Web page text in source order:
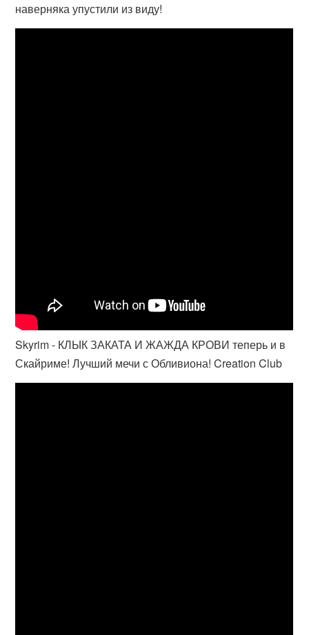
наверняка упустили из виду!
Skyrim - КЛЫК ЗАКАТА И ЖАЖДА КРОВИ теперь и в
Скайриме! Лучший мечи с Обливиона! Creation Club